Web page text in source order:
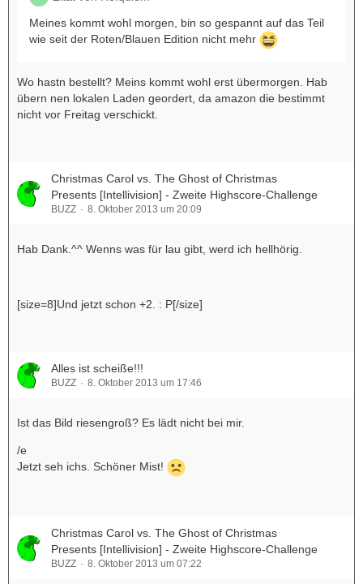
Meines kommt wohl morgen, bin so gespannt auf das Teil
wie seit der Roten/Blauen Edition nicht mehr
Wo hastn bestellt? Meins kommt wohl erst übermorgen. Hab
übern nen lokalen Laden geordert, da amazon die bestimmt
nicht vor Freitag verschickt.
Christmas Carol vs. The Ghost of Christmas
Presents [Intellivision] - Zweite Highscore-Challenge
BUZZ 8. Oktober 2013 um 20:09
Hab Dank.^^ Wenns was für lau gibt, werd ich hellhörig.
[size=8]Und jetzt schon +2. : P[/size]
Alles ist scheiße!!!
BUZZ 8. Oktober 2013 um 17:46
Ist das Bild riesengroß? Es lädt nicht bei mir.
/e
Jetzt seh ichs. Schöner Mist!
Christmas Carol vs. The Ghost of Christmas
Presents [Intellivision] - Zweite Highscore-Challenge
BUZZ 8. Oktober 2013 um 07:22